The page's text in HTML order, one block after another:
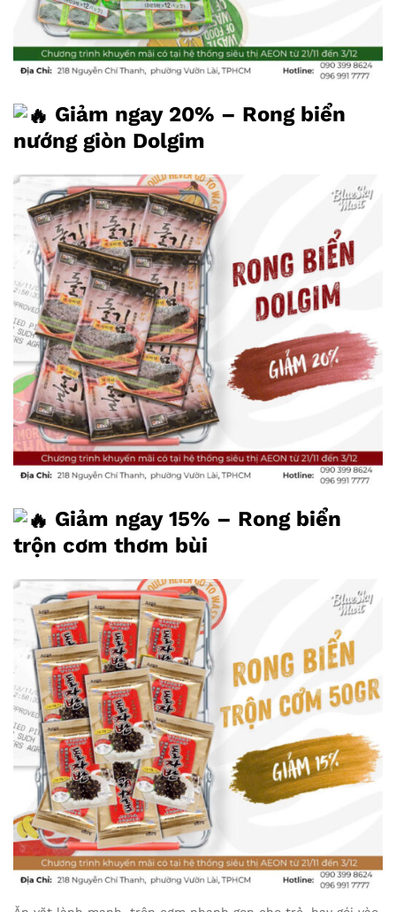
Giảm ngay 20% – Rong biển
nướng giòn Dolgim
Giảm ngay 15% – Rong biển
trộn cơm thơm bùi